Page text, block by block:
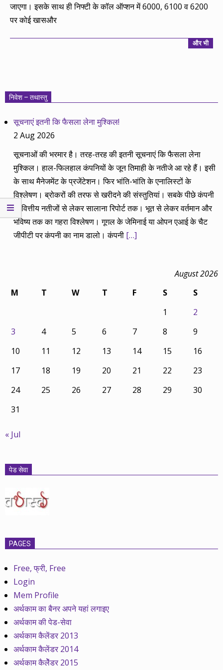
जाएगा। इसके साथ ही निफ्टी के कॉल ऑप्शन में 6000, 6100 व 6200
पर कोई खासऔर
और भी
निवेश – तथास्तु
सूचनाएं इतनी कि फैसला लेना मुश्किल!
2 Aug 2026
सूचनाओं की भरमार है। तरह-तरह की इतनी सूचनाएं कि फैसला लेना
मुश्किल। हाल-फिलहाल कंपनियों के जून तिमाही के नतीजे आ रहे हैं। इसी
के साथ मैनेजमेंट के प्रजेंटेशन। फिर भांति-भांति के एनालिस्टों के
विश्लेषण। ब्रोकरों की तरफ से खरीदने की संस्तुतियां। सबके पीछे कंपनी
के वित्तीय नतीजों से लेकर सालाना रिपोर्ट तक। भूत से लेकर वर्तमान और
भविष्य तक का गहरा विश्लेषण। गूगल के जेमिनाई या ओपन एआई के चैट
जीपीटी पर कंपनी का नाम डालो। कंपनी […]
August 2026
M
T W T F S
S
1
2
3
4 5 6 7 8
9
10
11 12 13 14 15
16
17
18 19 20 21 22
23
24
25 26 27 28 29
30
31
« Jul
पेड सेवा
PAGES
Free, फ्री, Free
Login
Mem Profile
अर्थकाम का बैनर अपने यहां लगाइए
अर्थकाम की पेड-सेवा
अर्थकाम कैलेंडर 2013
अर्थकाम कैलेंडर 2014
अर्थकाम कैलेेंडर 2015